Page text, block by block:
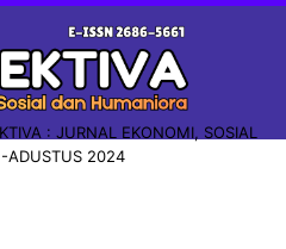
: JURNAL EKONOMI, SOSIAL
ADUSTUS 2024